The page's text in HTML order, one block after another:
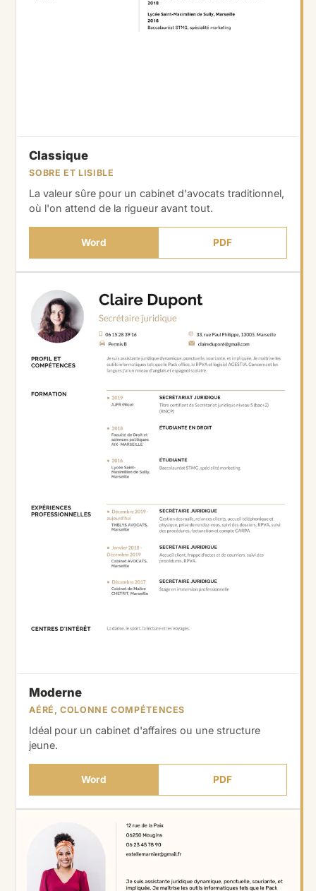
Classique
SOBRE ET LISIBLE
La valeur sûre pour un cabinet d'avocats traditionnel,
où l'on attend de la rigueur avant tout.
Word PDF
Moderne
AÉRÉ, COLONNE COMPÉTENCES
Idéal pour un cabinet d'affaires ou une structure
jeune.
Word PDF